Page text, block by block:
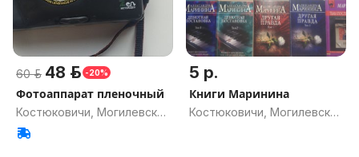
60 р. 48 р. -20%
Фотоаппарат пленочный
Костюковичи, Могилевская
обл.
5 р.
Книги Маринина
Костюковичи, Могилевская